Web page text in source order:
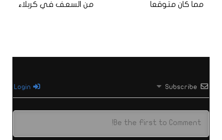
مما كان متوقعا
من السعف في كربلاء
Subscribe